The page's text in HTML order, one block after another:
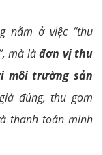
nằm ở việc “thu
mà làđơn vị thu
môi trường sản
đúng, thu gom
thanh toán minh